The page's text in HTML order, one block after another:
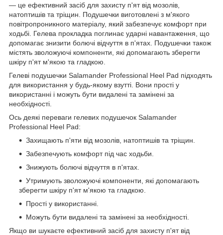
— це ефективний засіб для захисту п'ят від мозолів,
натоптишів та тріщин. Подушечки виготовлені з м'якого
повітропроникного матеріалу, який забезпечує комфорт при
ходьбі. Гелева прокладка поглинає ударні навантаження, що
допомагає знизити болючі відчуття в п'ятах. Подушечки також
містять зволожуючі компоненти, які допомагають зберегти
шкіру п'ят м'якою та гладкою.
Гелеві подушечки Salamander Professional Heel Pad підходять
для використання у будь-якому взутті. Вони прості у
використанні і можуть бути видалені та замінені за
необхідності.
Ось деякі переваги гелевих подушечок Salamander
Professional Heel Pad:
Захищають п'яти від мозолів, натоптишів та тріщин.
Забезпечують комфорт під час ходьби.
Знижують болючі відчуття в п'ятах.
Утримують зволожуючі компоненти, які допомагають
зберегти шкіру п'ят м'якою та гладкою.
Прості у використанні.
Можуть бути видалені та замінені за необхідності.
Якщо ви шукаєте ефективний засіб для захисту п'ят від